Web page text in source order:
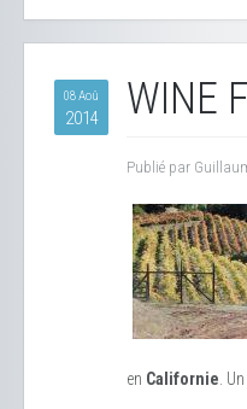
08 Aoû
2014 WINE
Publié par
en Californie .